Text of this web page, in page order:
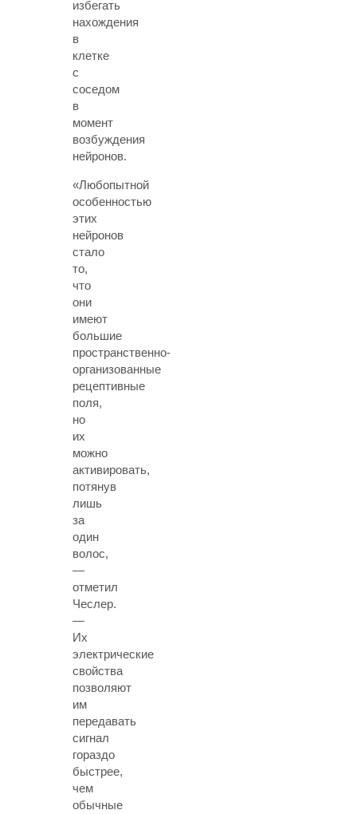
избегать
нахождения
в
клетке
с
соседом
в
момент
возбуждения
нейронов.
«Любопытной
особенностью
этих
нейронов
стало
то,
что
они
имеют
большие
пространственно-
организованные
рецептивные
поля,
но
их
можно
активировать,
потянув
лишь
за
один
волос,
—
отметил
Чеслер.
—
Их
электрические
свойства
позволяют
им
передавать
сигнал
гораздо
быстрее,
чем
обычные